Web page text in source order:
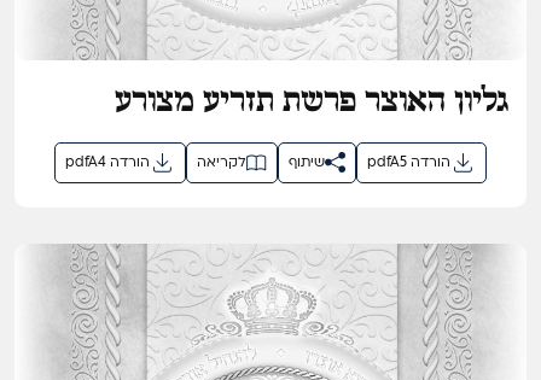
גליון האוצר פרשת תזריע מצורע
תשפ"ו
pdfA4 הורדה לקריאה שיתוף pdfA5 הורדה